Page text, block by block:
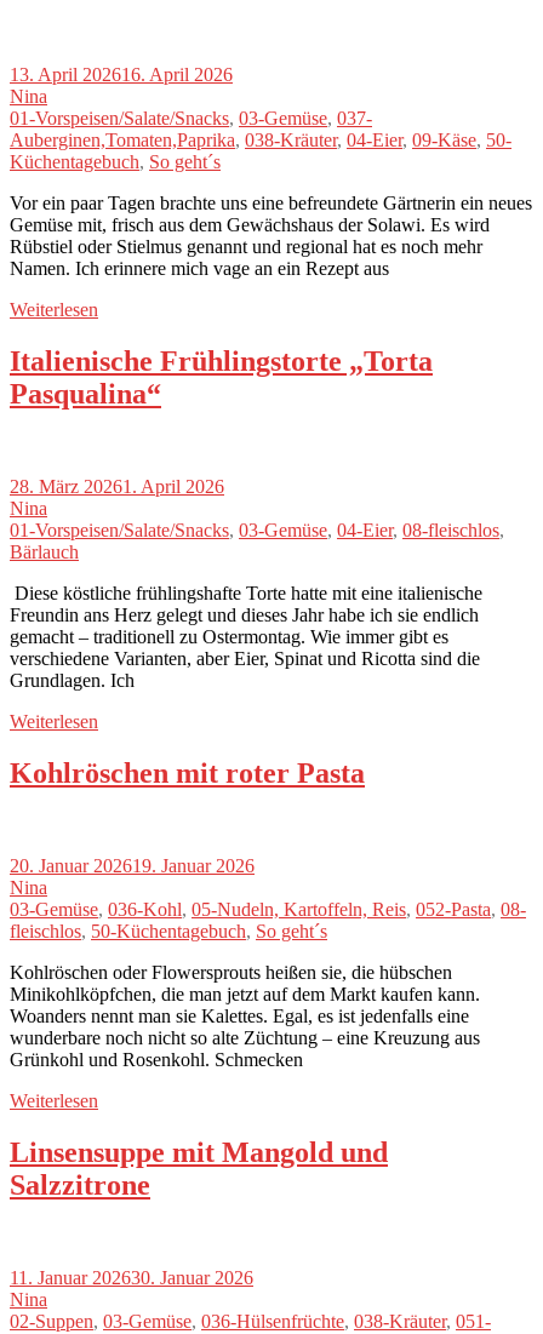
13. April 202616. April 2026
Nina
01-Vorspeisen/Salate/Snacks, 03-Gemüse, 037-
Auberginen,Tomaten,Paprika, 038-Kräuter, 04-Eier, 09-Käse, 50-
Küchentagebuch, So geht´s
Vor ein paar Tagen brachte uns eine befreundete Gärtnerin ein neues
Gemüse mit, frisch aus dem Gewächshaus der Solawi. Es wird
Rübstiel oder Stielmus genannt und regional hat es noch mehr
Namen. Ich erinnere mich vage an ein Rezept aus
Weiterlesen
Italienische Frühlingstorte „Torta
Pasqualina“
28. März 20261. April 2026
Nina
01-Vorspeisen/Salate/Snacks, 03-Gemüse, 04-Eier, 08-fleischlos,
Bärlauch
Diese köstliche frühlingshafte Torte hatte mit eine italienische
Freundin ans Herz gelegt und dieses Jahr habe ich sie endlich
gemacht – traditionell zu Ostermontag. Wie immer gibt es
verschiedene Varianten, aber Eier, Spinat und Ricotta sind die
Grundlagen. Ich
Weiterlesen
Kohlröschen mit roter Pasta
20. Januar 202619. Januar 2026
Nina
03-Gemüse, 036-Kohl, 05-Nudeln, Kartoffeln, Reis, 052-Pasta, 08-
fleischlos, 50-Küchentagebuch, So geht´s
Kohlröschen oder Flowersprouts heißen sie, die hübschen
Minikohlköpfchen, die man jetzt auf dem Markt kaufen kann.
Woanders nennt man sie Kalettes. Egal, es ist jedenfalls eine
wunderbare noch nicht so alte Züchtung – eine Kreuzung aus
Grünkohl und Rosenkohl. Schmecken
Weiterlesen
Linsensuppe mit Mangold und
Salzzitrone
11. Januar 202630. Januar 2026
Nina
02-Suppen, 03-Gemüse, 036-Hülsenfrüchte, 038-Kräuter, 051-